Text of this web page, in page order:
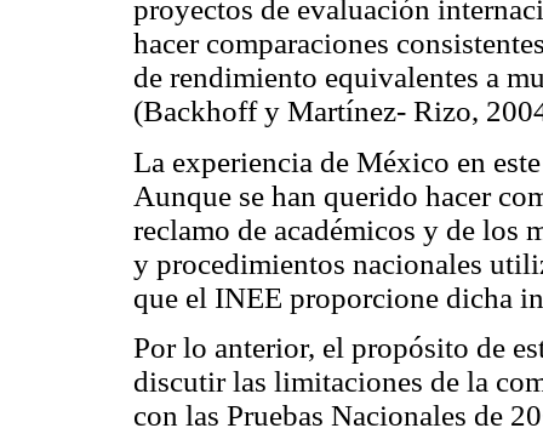
proyectos de evaluación
hacer comparaciones
de rendimiento equivalentes a
(Backhoff y Martínez- Rizo,
La experiencia de México en
Aunque se han querido hacer
reclamo de académicos y de los
y procedimientos nacionales
que el INEE proporcione dicha
Por lo anterior, el propósito de
discutir las limitaciones de la
con las Pruebas Nacionales de